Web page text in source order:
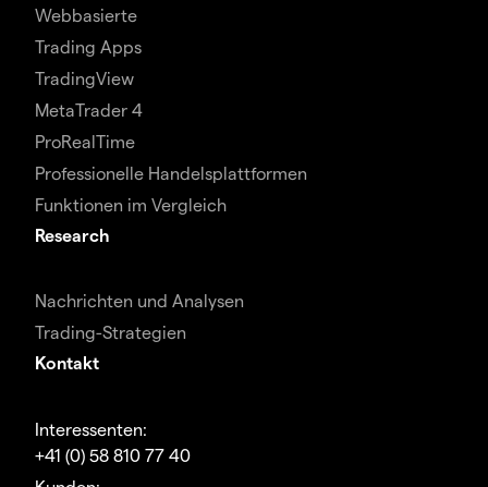
Webbasierte
Trading Apps
TradingView
MetaTrader 4
ProRealTime
Professionelle Handelsplattformen
Funktionen im Vergleich
Research
Nachrichten und Analysen
Trading-Strategien
Kontakt
Interessenten:
+41 (0) 58 810 77 40